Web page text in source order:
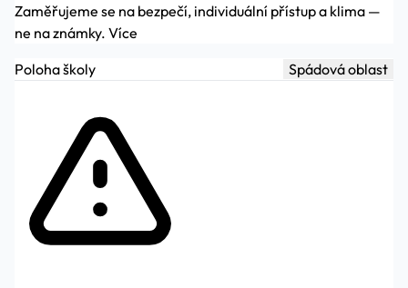
Zaměřujeme se na bezpečí, individuální přístup a klima —
ne na známky. Více
Poloha školy
Spádová oblast